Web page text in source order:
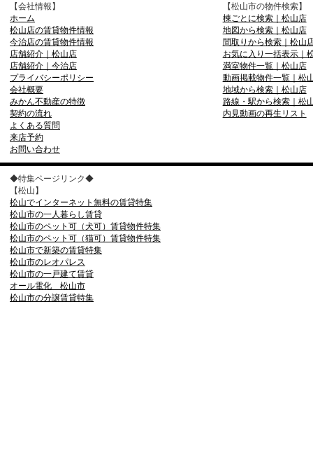
【会社情報】
ホーム
松山店の賃貸物件情報
今治店の賃貸物件情報
店舗紹介｜松山店
店舗紹介｜今治店
プライバシーポリシー
会社概要
みかん不動産の特徴
契約の流れ
よくある質問
来店予約
お問い合わせ
【松山市の物件検索】
棟ごとに検索｜松山店
地図から検索｜松山店
間取りから検索｜松山
お気に入り一括表示｜
満室物件一覧｜松山店
動画掲載物件一覧｜松
地域から検索｜松山店
路線・駅から検索｜松
内見動画の再生リスト
◆特集ページリンク◆
【松山】
松山でインターネット無料の賃貸特集
松山市の一人暮らし賃貸
松山市のペット可（犬可）賃貸物件特集
松山市のペット可（猫可）賃貸物件特集
松山市で新築の賃貸特集
松山市のレオパレス
松山市の一戸建て賃貸
オール電化 松山市
松山市の分譲賃貸特集